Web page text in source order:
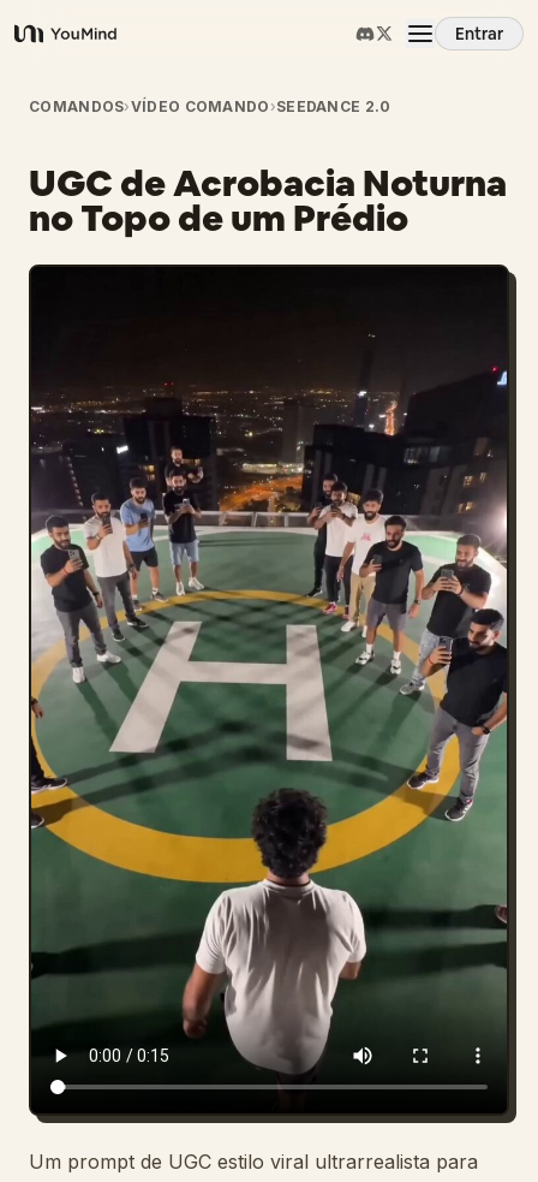
YouMind
Entrar
Visão Geral
Casos de Uso
Habilidades
Preços
Baixar
Blog
Atualizações
COMANDOS›VÍDEO COMANDO ›SEEDANCE 2.0
UGC de Acrobacia Noturna
no Topo de um Prédio
Um prompt de UGC estilo viral ultrarrealista para